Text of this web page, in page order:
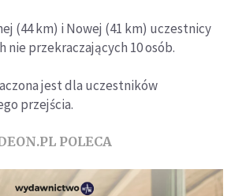
(44 km) i Nowej (41 km) uczestnicy
nie przekraczających 10 osób.
jest dla uczestników
przejścia.
POLECA